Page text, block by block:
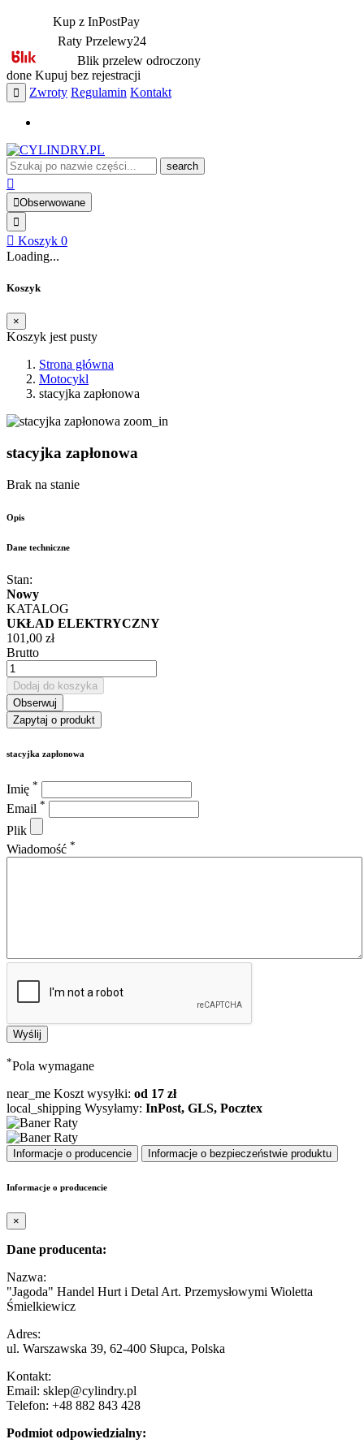
Kup z InPostPay
Raty Przelewy24
Blik przelew odroczony
done Kupuj bez rejestracji
Zwroty Regulamin Kontakt
search
Obserwowane
Koszyk 0
Loading...
Koszyk
×
Koszyk jest pusty
Strona główna
Motocykl
stacyjka zapłonowa
zoom_in
stacyjka zapłonowa
Brak na stanie
Opis
Dane techniczne
Stan:
Nowy
KATALOG
UKŁAD ELEKTRYCZNY
101,00 zł
Brutto
Dodaj do koszyka
Obserwuj
Zapytaj o produkt
stacyjka zapłonowa
Imię *
Email *
Plik
Wiadomość *
*Pola wymagane
near_me Koszt wysyłki: od 17 zł
local_shipping Wysyłamy: InPost, GLS, Pocztex
Informacje o producencie Informacje o bezpieczeństwie produktu
Informacje o producencie
×
Dane producenta:
Nazwa:
"Jagoda" Handel Hurt i Detal Art. Przemysłowymi Wioletta
Śmielkiewicz
Adres:
ul. Warszawska 39, 62-400 Słupca, Polska
Kontakt:
Email: sklep@cylindry.pl
Telefon: +48 882 843 428
Podmiot odpowiedzialny: